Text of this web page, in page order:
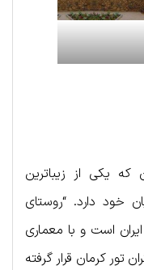
یکی از زیباترین
خود دارد. “روستای
است و با معماری
تور کرمان قرار گرفته